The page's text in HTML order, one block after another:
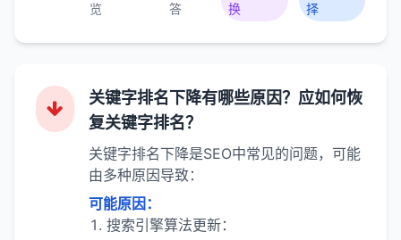
览
答
换
择
关键字排名下降有哪些原因？应如何恢
复关键字排名？
关键字排名下降是SEO中常见的问题，可能
由多种原因导致：
可能原因：
搜索引擎算法更新：